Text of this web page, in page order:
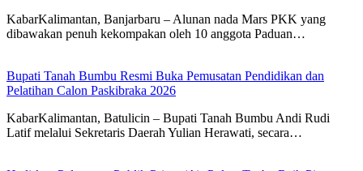
KabarKalimantan, Banjarbaru – Alunan nada Mars PKK yang
dibawakan penuh kekompakan oleh 10 anggota Paduan…
Bupati Tanah Bumbu Resmi Buka Pemusatan Pendidikan dan
Pelatihan Calon Paskibraka 2026
KabarKalimantan, Batulicin – Bupati Tanah Bumbu Andi Rudi
Latif melalui Sekretaris Daerah Yulian Herawati, secara…